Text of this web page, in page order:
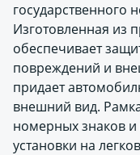
государственного
Изготовленная из
обеспечивает
повреждений и
придает
внешний вид.
номерных знаков и
установки на